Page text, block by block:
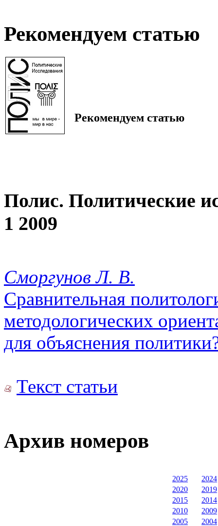
Рекомендуем статью
Рекомендуем статью
Полис. Политические
1 2009
Сморгунов Л. В.
Сравнительная
методологических
для объяснения
Текст статьи
Архив номеров
2025
2024
2020
2019
2015
2014
2010
2009
2005
2004